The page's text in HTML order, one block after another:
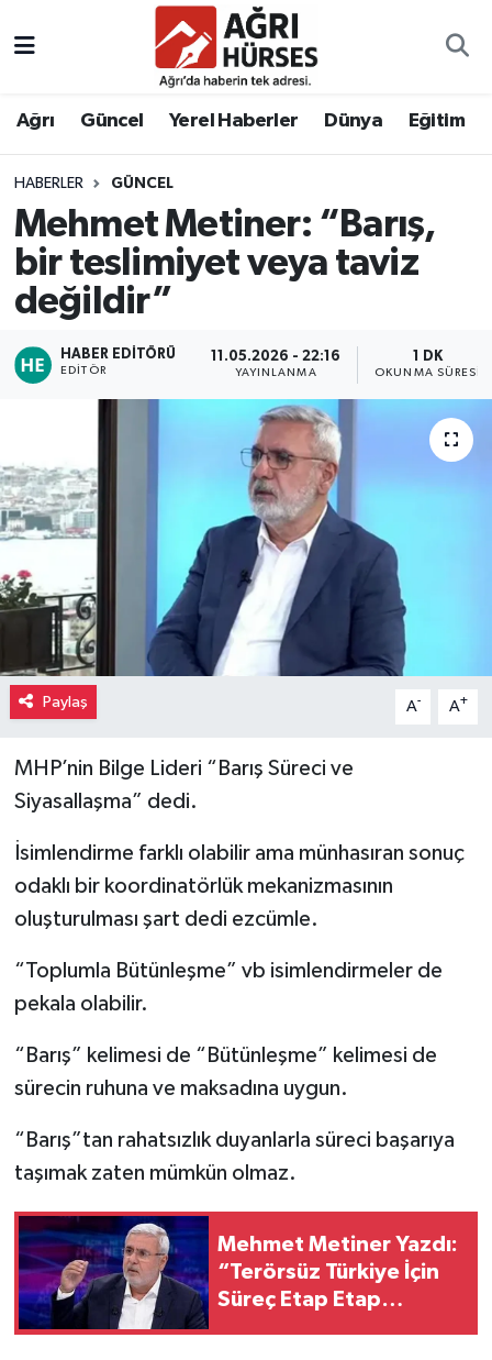
Ağrı Güncel Yerel Haberler Dünya Eğitim
HABERLER GÜNCEL
Mehmet Metiner: “Barış,
bir teslimiyet veya taviz
değildir”
HABER EDITÖRÜ
EDITÖR
11.05.2026 - 22:16
YAYINLANMA
1 DK
OKUNMA SÜRESI
Paylaş A- A+
MHP’nin Bilge Lideri “Barış Süreci ve
Siyasallaşma” dedi.
İsimlendirme farklı olabilir ama münhasıran sonuç
odaklı bir koordinatörlük mekanizmasının
oluşturulması şart dedi ezcümle.
“Toplumla Bütünleşme” vb isimlendirmeler de
pekala olabilir.
“Barış” kelimesi de “Bütünleşme” kelimesi de
sürecin ruhuna ve maksadına uygun.
“Barış”tan rahatsızlık duyanlarla süreci başarıya
taşımak zaten mümkün olmaz.
Mehmet Metiner Yazdı:
“Terörsüz Türkiye İçin
Süreç Etap Etap
Hava Durumu
Tüm Manşetler
Son Dakika Haberleri
Haber Arşivi